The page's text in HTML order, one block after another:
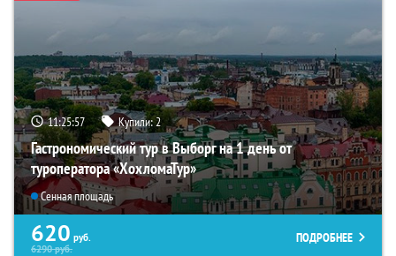
11:25:55 Купили:2
Гастрономический тур в Выборг на 1 день от
туроператора «ХохломаТур»
Сенная площадь
620 руб.
6290руб.
ПОДРОБНЕЕ